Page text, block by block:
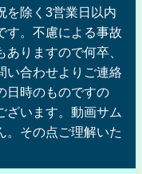
を除く3営業日以内
す。不慮による事故
りますので何卒、
い合わせよりご連絡
日時のものですの
ざいます。動画サム
。その点ご理解いた